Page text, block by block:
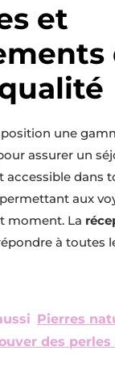
et
une
assurer un
accessible dans
aux
moment. La
à toutes
Pierres
des